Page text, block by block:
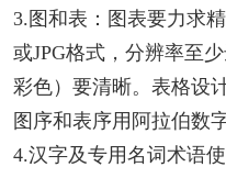
3.图和表：图表要力求
或JPG格式，分辨率至
彩色）要清晰。表格设
图序和表序用阿拉伯数字
4.汉字及专用名词术语